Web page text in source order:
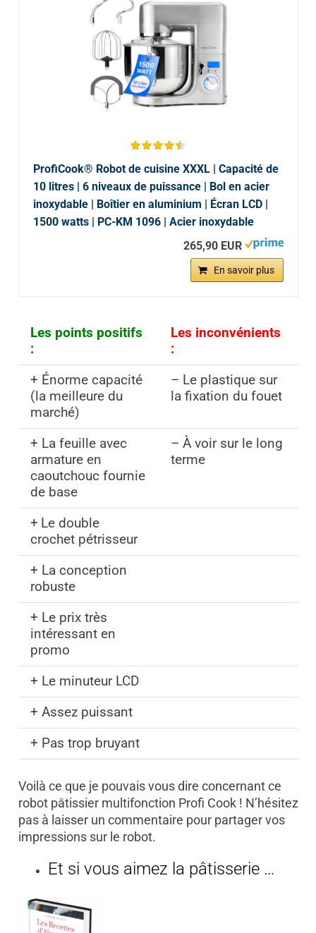
ProfiCook® Robot de cuisine XXXL | Capacité de
10 litres | 6 niveaux de puissance | Bol en acier
inoxydable | Boîtier en aluminium | Écran LCD |
1500 watts | PC-KM 1096 | Acier inoxydable
265,90 EUR
En savoir plus
Les points positifs
:
Les inconvénients
:
+ Énorme capacité
(la meilleure du
marché)
– Le plastique sur
la fixation du fouet
+ La feuille avec
armature en
caoutchouc fournie
de base
– À voir sur le long
terme
+ Le double
crochet pétrisseur
+ La conception
robuste
+ Le prix très
intéressant en
promo
+ Le minuteur LCD
+ Assez puissant
+ Pas trop bruyant
Voilà ce que je pouvais vous dire concernant ce
robot pâtissier multifonction Profi Cook ! N’hésitez
pas à laisser un commentaire pour partager vos
impressions sur le robot.
Et si vous aimez la pâtisserie …